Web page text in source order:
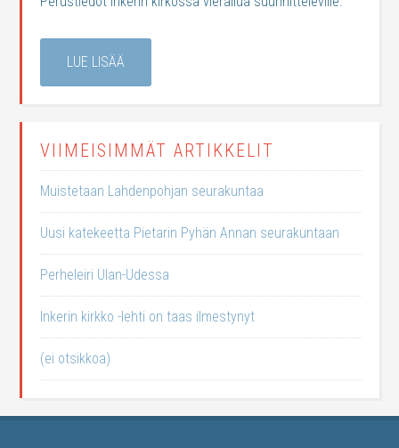
LUE LISÄÄ
VIIMEISIMMÄT ARTIKKELIT
Muistetaan Lahdenpohjan seurakuntaa
Uusi katekeetta Pietarin Pyhän Annan seurakuntaan
Perheleiri Ulan-Udessa
Inkerin kirkko -lehti on taas ilmestynyt
(ei otsikkoa)